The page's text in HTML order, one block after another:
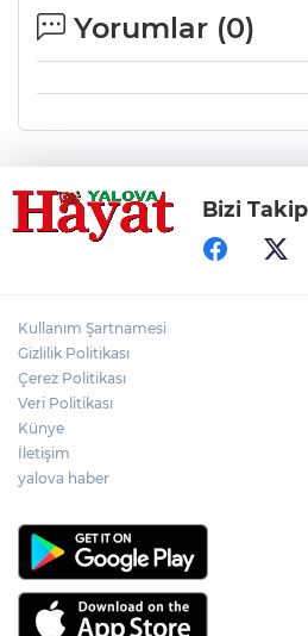
Yorumlar (0)
Bizi
Kullanım Şartnamesi
Gizlilik Politikası
Çerez Politikası
Veri Politikası
Künye
İletişim
yalova haber